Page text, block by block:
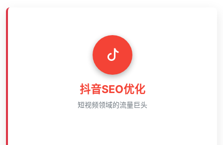
抖音SEO优化
短视频领域的流量巨头